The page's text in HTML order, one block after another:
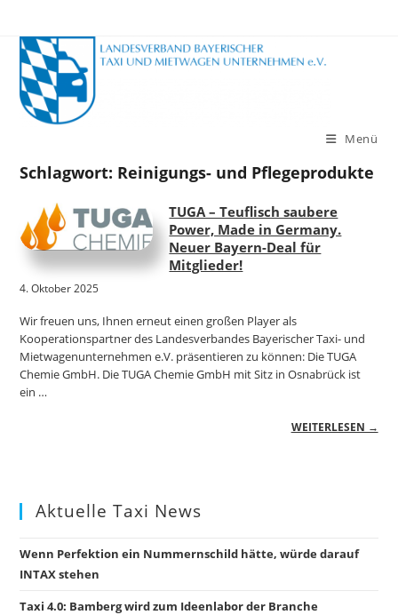
Inhalt
springen
Menü
Schlagwort: Reinigungs- und Pflegeprodukte
TUGA – Teuflisch saubere
Power, Made in Germany.
Neuer Bayern-Deal für
Mitglieder!
4. Oktober 2025
Wir freuen uns, Ihnen erneut einen großen Player als
Kooperationspartner des Landesverbandes Bayerischer Taxi- und
Mietwagenunternehmen e.V. präsentieren zu können: Die TUGA
Chemie GmbH. Die TUGA Chemie GmbH mit Sitz in Osnabrück ist
ein …
WEITERLESEN →
Aktuelle Taxi News
Wenn Perfektion ein Nummernschild hätte, würde darauf
INTAX stehen
Taxi 4.0: Bamberg wird zum Ideenlabor der Branche